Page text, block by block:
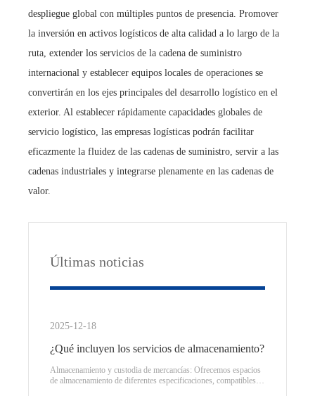
despliegue global con múltiples puntos de presencia. Promover
la inversión en activos logísticos de alta calidad a lo largo de la
ruta, extender los servicios de la cadena de suministro
internacional y establecer equipos locales de operaciones se
convertirán en los ejes principales del desarrollo logístico en el
exterior. Al establecer rápidamente capacidades globales de
servicio logístico, las empresas logísticas podrán facilitar
eficazmente la fluidez de las cadenas de suministro, servir a las
cadenas industriales y integrarse plenamente en las cadenas de
valor.
Últimas noticias
2025-12-18
¿Qué incluyen los servicios de almacenamiento?
Almacenamiento y custodia de mercancías: Ofrecemos espacios
de almacenamiento de diferentes especificaciones, compatibles